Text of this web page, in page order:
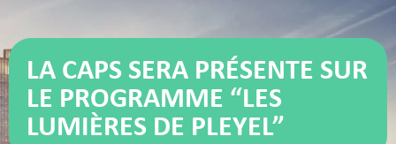
LA CAPS SERA PRÉSENTE SUR
LE PROGRAMME “LES
LUMIÈRES DE PLEYEL”